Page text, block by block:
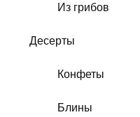
Из грибов
Десерты
Конфеты
Блины